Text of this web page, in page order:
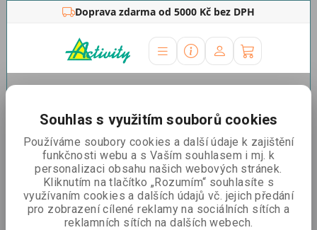
Doprava zdarma od 5000 Kč bez DPH
Venkovní reklamní áčka
Řadit podle: Nejlevnější Nejdražší Nejprodávanější
Venkovní světelný poutač LED board
Souhlas s využitím souborů cookies
Používáme soubory cookies a další údaje k zajištění
funkčnosti webu a s Vaším souhlasem i mj. k
personalizaci obsahu našich webových stránek.
Kliknutím na tlačítko „Rozumím“ souhlasíte s
využívaním cookies a dalších údajů vč. jejich předání
pro zobrazení cílené reklamy na sociálních sítích a
reklamních sítích na dalších webech.